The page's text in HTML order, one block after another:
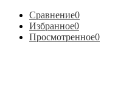
Сравнение0
Избранное0
Просмотренное0